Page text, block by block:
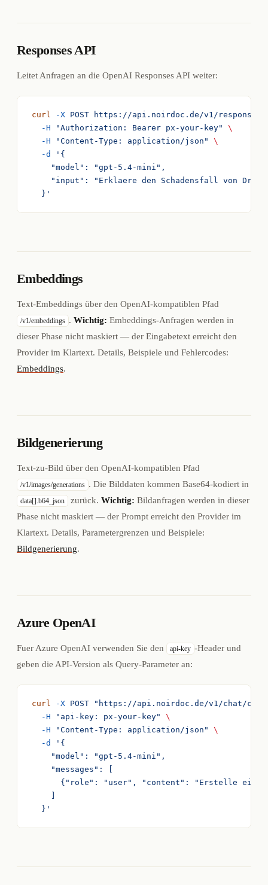
Responses API
Leitet Anfragen an die OpenAI Responses API weiter:
curl -X POST https://api.noirdoc.de/v1/responses
  -H
"Authorization: Bearer px-your-key"
\
  -H
"Content-Type: application/json"
\
  -d
'{
    "model": "gpt-5.4-mini",
"input": "Erklaere den Schadensfall von Dr.
  }'
Embeddings
Text-Embeddings über den OpenAI-kompatiblen Pfad
/v1/embeddings . Wichtig: Embeddings-Anfragen werden in
dieser Phase nicht maskiert — der Eingabetext erreicht den
Provider im Klartext. Details, Beispiele und Fehlercodes:
Embeddings.
Bildgenerierung
Text-zu-Bild über den OpenAI-kompatiblen Pfad
/v1/images/generations . Die Bilddaten kommen Base64-kodiert in
data[].b64_json zurück. Wichtig: Bildanfragen werden in dieser
Phase nicht maskiert — der Prompt erreicht den Provider im
Klartext. Details, Parametergrenzen und Beispiele:
Bildgenerierung.
Azure OpenAI
Fuer Azure OpenAI verwenden Sie den api-key -Header und
geben die API-Version als Query-Parameter an:
curl -X POST "https://api.noirdoc.de/v1/chat/
  -H
"api-key: px-your-key"
\
  -H
"Content-Type: application/json"
\
  -d
'{
    "model": "gpt-5.4-mini",
    "messages": [
{"role": "user", "content": "Erstelle
  }'